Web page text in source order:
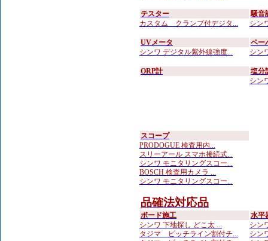
テスター
カスタム クランプ付デジタ...
騒音
シン
UVメータ
シンワ デジタル紫外線強度...
ペー
シン
ORP計
塩分
シン
スコープ
PRODOGUE 検査用内...
スリーアール スマホ接続式...
シンワ モニタリングスコー...
BOSCH 検査用カメラ ...
シンワ モニタリングスコー...
品確法対応品
ボード施工
シンワ 下地探し どこ太 ...
タジマ ピッチライン割付チ...
水平
シン
シン